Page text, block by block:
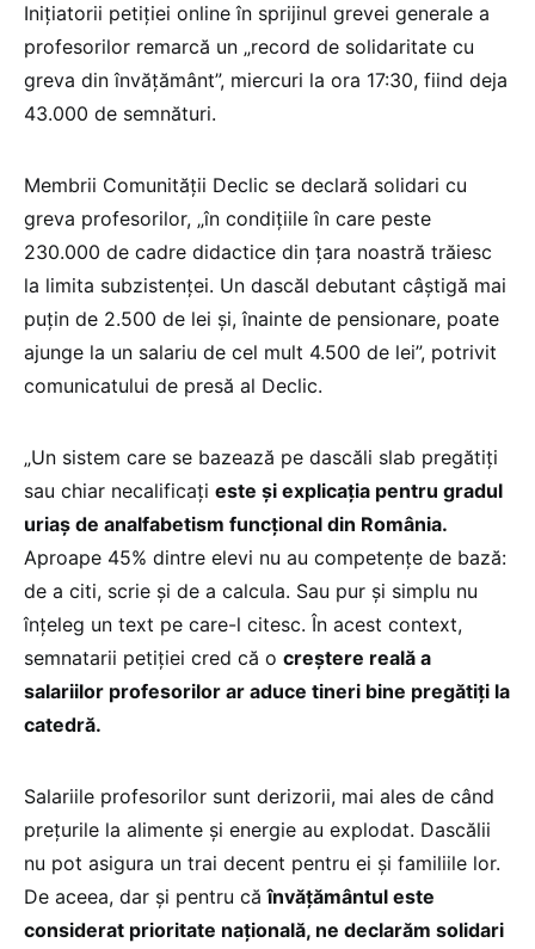
Inițiatorii petiției online în sprijinul grevei generale a
profesorilor remarcă un „record de solidaritate cu
greva din învățământ”, miercuri la ora 17:30, fiind deja
43.000 de semnături.
Membrii Comunității Declic se declară solidari cu
greva profesorilor, „în condițiile în care peste
230.000 de cadre didactice din țara noastră trăiesc
la limita subzistenței. Un dascăl debutant câștigă mai
puțin de 2.500 de lei și, înainte de pensionare, poate
ajunge la un salariu de cel mult 4.500 de lei”, potrivit
comunicatului de presă al Declic.
„Un sistem care se bazează pe dascăli slab pregătiți
sau chiar necalificați este și explicația pentru gradul
uriaș de analfabetism funcțional din România.
Aproape 45% dintre elevi nu au competențe de bază:
de a citi, scrie și de a calcula. Sau pur și simplu nu
înțeleg un text pe care-l citesc. În acest context,
semnatarii petiției cred că o creștere reală a
salariilor profesorilor ar aduce tineri bine pregătiți la
catedră.
Salariile profesorilor sunt derizorii, mai ales de când
prețurile la alimente și energie au explodat. Dascălii
nu pot asigura un trai decent pentru ei și familiile lor.
De aceea, dar și pentru căînvățământul este
considerat prioritate națională, ne declarăm solidari